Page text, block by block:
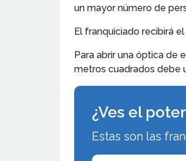
un mayor número de
El franquiciado recibirá
Para abrir una óptica de
metros cuadrados debe
¿Ves el
Estas son las